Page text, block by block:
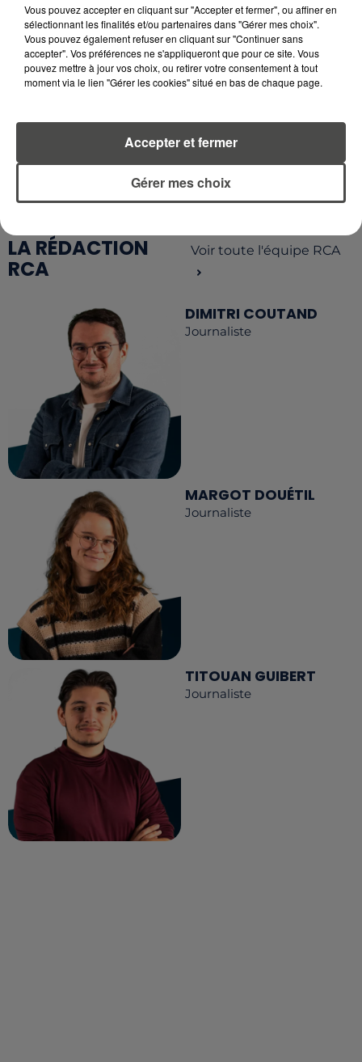
RECEVEZ LES ALERTES INFOS DE LA RÉDACTION
EN TÉLÉCHARGEANT L'APPLICATION MOBILE
RCA
LA RÉDACTION
RCA
Voir toute l'équipe RCA
DIMITRI COUTAND
Journaliste
MARGOT DOUÉTIL
Journaliste
TITOUAN GUIBERT
Journaliste
Vous pouvez accepter en cliquant sur "Accepter et fermer", ou affiner en
sélectionnant les finalités et/ou partenaires dans "Gérer mes choix".
Vous pouvez également refuser en cliquant sur "Continuer sans
accepter". Vos préférences ne s'appliqueront que pour ce site. Vous
pouvez mettre à jour vos choix, ou retirer votre consentement à tout
moment via le lien "Gérer les cookies" situé en bas de chaque page.
Gérer mes choix
Accepter et fermer